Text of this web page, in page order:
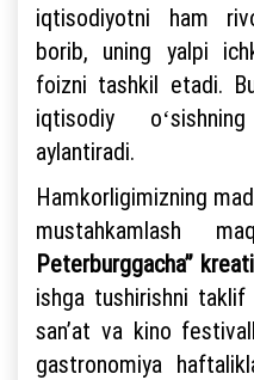
iqtisodiyotni ham
borib, uning yalpi
foizni tashkil etadi.
iqtisodiy
aylantiradi.
Hamkorligimizning
mustahkamlash
Peterburggacha”
ishga tushirishni
sanʼat va kino
gastronomiya